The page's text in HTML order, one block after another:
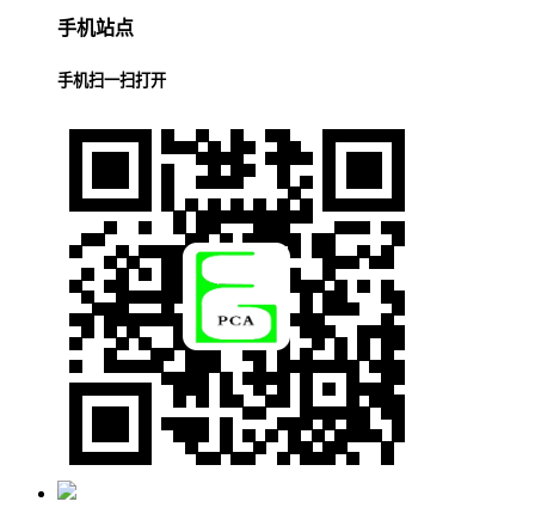
手机站点
手机扫一扫打开